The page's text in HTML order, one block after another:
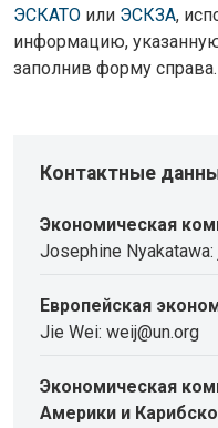
ЭСКАТО или ЭСКЗА,
информацию,
заполнив форму справа.
Контактные
Экономическая
Josephine
Европейская
Jie Wei: weij@un.org
Экономическая
Америки и